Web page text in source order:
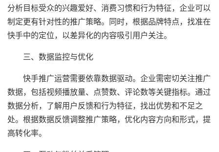
分析目标受众的兴趣爱好、消费习惯和行为特征，企业可以
制定更有针对性的推广策略。同时，根据品牌特点，找准在
快手中的定位，以差异化的内容吸引用户关注。
三、数据监控与优化
快手推广运营需要依靠数据驱动。企业需密切关注推广
数据，包括视频播放量、点赞数、评论数等关键指标。通过
数据分析，了解用户反馈和行为特征，找出优势和不足之
处。根据数据反馈调整推广策略，优化内容方向和形式，提
高转化率。